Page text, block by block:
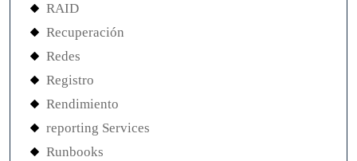
RAID
Recuperación
Redes
Registro
Rendimiento
reporting Services
Runbooks